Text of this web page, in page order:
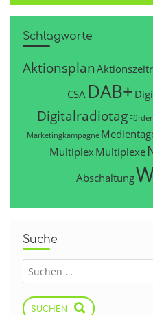
Schlagworte
Aktionsplan
CSA DAB+
Digitalradiotag
Marketingkampagne
MultiplexMultiplexe
Abschaltung
Suche
SUCHEN